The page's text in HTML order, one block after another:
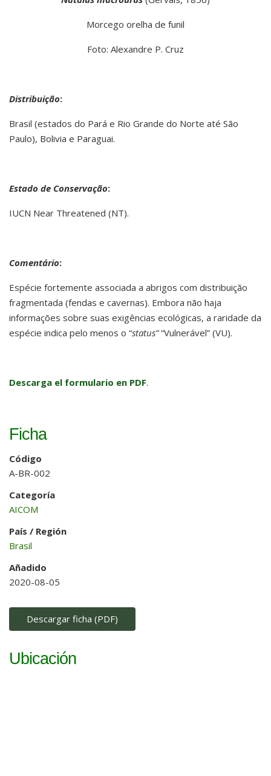
Morcego orelha de funil
Foto: Alexandre P. Cruz
Distribuição:
Brasil (estados do Pará e Rio Grande do Norte até São
Paulo), Bolivia e Paraguai.
Estado de Conservação:
IUCN Near Threatened (NT).
Comentário:
Espécie fortemente associada a abrigos com distribuição
fragmentada (fendas e cavernas). Embora não haja
informações sobre suas exigências ecológicas, a raridade da
espécie indica pelo menos o “status”“Vulnerável” (VU).
Descarga el formulario en PDF.
Ficha
Código
A-BR-002
Categoría
AICOM
País / Región
Brasil
Añadido
2020-08-05
Descargar ficha (PDF)
Ubicación